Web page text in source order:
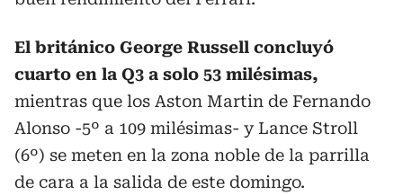
El británico George Russell concluyó
cuarto en la Q3 a solo 53 milésimas,
mientras que los Aston Martin de Fernando
Alonso -5º a 109 milésimas- y Lance Stroll
(6º) se meten en la zona noble de la parrilla
de cara a la salida de este domingo.